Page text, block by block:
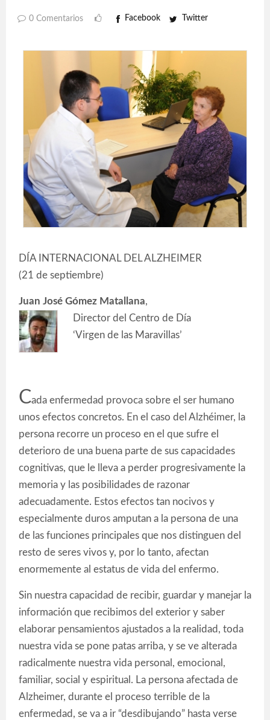
0 Comentarios Facebook Twitter
DÍA INTERNACIONAL DEL ALZHEIMER
(21 de septiembre)
Juan José Gómez Matallana,
Director del Centro de Día
‘Virgen de las Maravillas’
Cada enfermedad provoca sobre el ser humano
unos efectos concretos. En el caso del Alzhéimer, la
persona recorre un proceso en el que sufre el
deterioro de una buena parte de sus capacidades
cognitivas, que le lleva a perder progresivamente la
memoria y las posibilidades de razonar
adecuadamente. Estos efectos tan nocivos y
especialmente duros amputan a la persona de una
de las funciones principales que nos distinguen del
resto de seres vivos y, por lo tanto, afectan
enormemente al estatus de vida del enfermo.
Sin nuestra capacidad de recibir, guardar y manejar la
información que recibimos del exterior y saber
elaborar pensamientos ajustados a la realidad, toda
nuestra vida se pone patas arriba, y se ve alterada
radicalmente nuestra vida personal, emocional,
familiar, social y espiritual. La persona afectada de
Alzheimer, durante el proceso terrible de la
enfermedad, se va a ir “desdibujando” hasta verse